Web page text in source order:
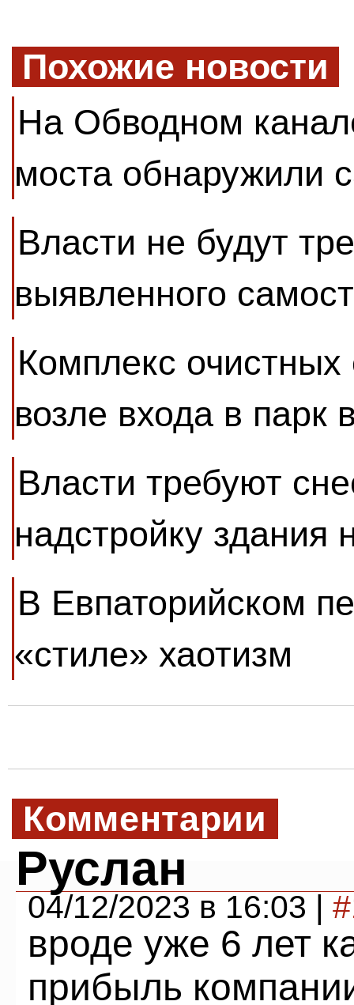
Похожие новости
На Обводном
моста обнаружили
Власти не будут
выявленного
Комплекс
возле входа в парк
Власти требуют
надстройку здания
В Евпаторийском
«стиле» хаотизм
Комментарии
Руслан
04/12/2023 в 16:03 |
вроде уже 6 лет
прибыль